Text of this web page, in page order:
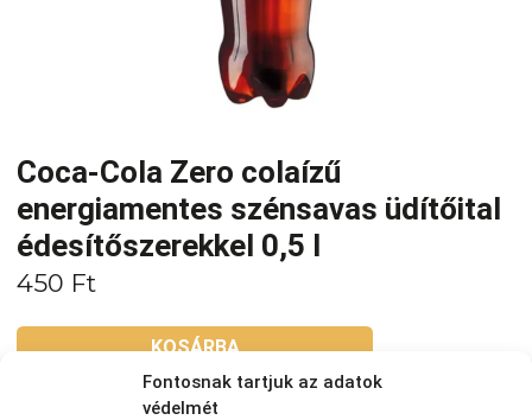
Fontosnak tartjuk az adatok
védelmét
Coca-Cola Zero colaízű
energiamentes szénsavas üdítőital
édesítőszerekkel 0,5 l
450 Ft
KOSÁRBA